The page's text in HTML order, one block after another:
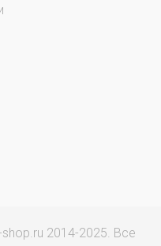
2014-2025. Все